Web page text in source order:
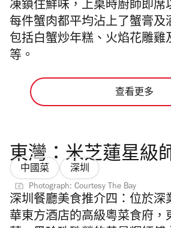
凍鎖住鮮味，上桌時廚師即席
每件蟹肉都平均沾上了蟹膏及
包括白蟹炒年糕、火焰花雕雞
等。
查看更多
東灣：米芝蓮星級
中國菜 深圳
Photograph: Courtesy The Bay
深圳餐廳美食推介四： 位於深
華東方酒店的高級粵菜食府，